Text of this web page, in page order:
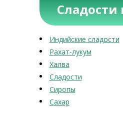
Сладости
Индийские сладости
Рахат-лукум
Халва
Сладости
Сиропы
Сахар